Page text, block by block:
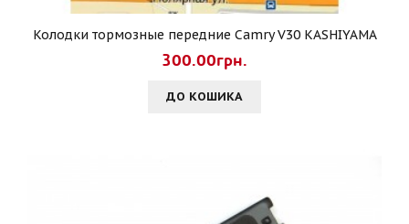
Колодки тормозные передние Camry V30 KASHIYAMA
300.00грн.
ДО КОШИКА